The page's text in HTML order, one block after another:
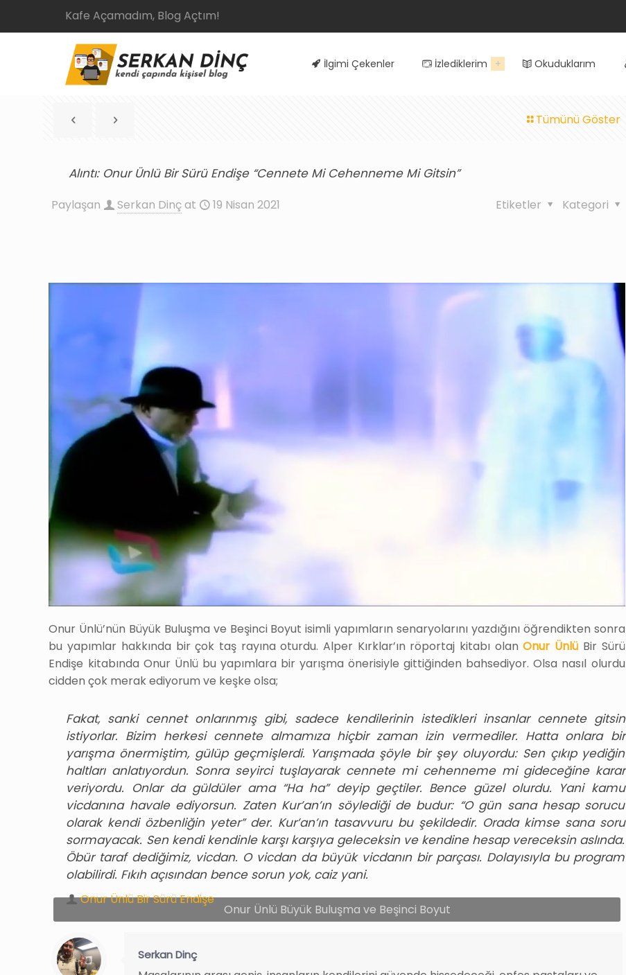
Kafe Açamadım, Blog Açtım!
İlgimi Çekenler İzlediklerim Okuduklarım
Tümünü Göster
Alıntı: Onur Ünlü Bir Sürü Endişe “Cennete Mi Cehenneme Mi Gitsin”
Paylaşan Serkan Dinçat 19 Nisan 2021 Kategori
Etiketler
Onur Ünlü Büyük Buluşma ve Beşinci Boyut
Onur Ünlü’nün Büyük Buluşma ve Beşinci Boyut isimli yapımların senaryolarını yazdığını öğrendikten sonra
bu yapımlar hakkında bir çok taş rayına oturdu. Alper Kırklar’ın röportaj kitabı olanOnur Ünlü Bir Sürü
Endişe kitabında Onur Ünlü bu yapımlara bir yarışma önerisiyle gittiğinden bahsediyor. Olsa nasıl olurdu
cidden çok merak ediyorum ve keşke olsa;
Fakat, sanki cennet onlarınmış gibi, sadece kendilerinin istedikleri insanlar cennete gitsin
istiyorlar. Bizim herkesi cennete almamıza hiçbir zaman izin vermediler. Hatta onlara bir
yarışma önermiştim, gülüp geçmişlerdi. Yarışmada şöyle bir şey oluyordu: Sen çıkıp yediğin
haltları anlatıyordun. Sonra seyirci tuşlayarak cennete mi cehenneme mi gideceğine karar
veriyordu. Onlar da güldüler ama “Ha ha” deyip geçtiler. Bence güzel olurdu. Yani kamu
vicdanına havale ediyorsun. Zaten Kur’an’ın söylediği de budur: “O gün sana hesap sorucu
olarak kendi özbenliğin yeter” der. Kur’an’ın tasavvuru bu şekildedir. Orada kimse sana soru
sormayacak. Sen kendi kendinle karşı karşıya geleceksin ve kendine hesap vereceksin aslında.
Öbür taraf dediğimiz, vicdan. O vicdan da büyük vicdanın bir parçası. Dolayısıyla bu program
olabilirdi. Fıkıh açısından bence sorun yok, caiz yani.
Onur Ünlü Bir Sürü Endişe
Serkan Dinç